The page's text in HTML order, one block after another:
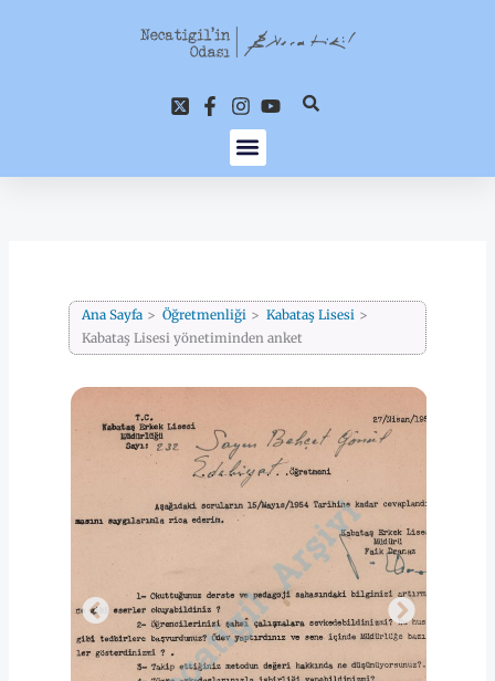
Ana Sayfa Öğretmenliği
Kabataş Lisesi
Kabataş Lisesi yönetiminden anket